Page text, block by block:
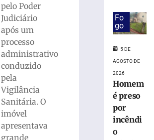
pelo Poder
Judiciário
após um
processo
administrativo
conduzido
pela
Vigilância
Sanitária. O
imóvel
apresentava
grande
nova
Beira
projeto
Cidade
Inteligente
Fo
go
5 DE
AGOSTO DE
2026
Homem
é preso
por
incêndi
o